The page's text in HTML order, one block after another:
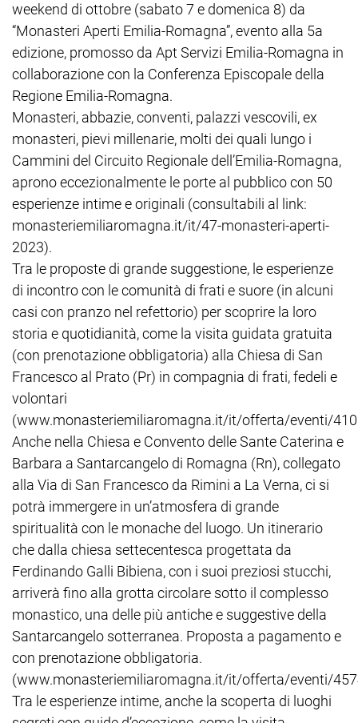
weekend di ottobre (sabato 7 e domenica 8) da
“Monasteri Aperti Emilia-Romagna”, evento alla 5a
edizione, promosso da Apt Servizi Emilia-Romagna in
collaborazione con la Conferenza Episcopale della
Regione Emilia-Romagna.
Monasteri, abbazie, conventi, palazzi vescovili, ex
monasteri, pievi millenarie, molti dei quali lungo i
Cammini del Circuito Regionale dell’Emilia-Romagna,
aprono eccezionalmente le porte al pubblico con 50
esperienze intime e originali (consultabili al link:
monasteriemiliaromagna.it/it/47-monasteri-aperti-
2023).
Tra le proposte di grande suggestione, le esperienze
di incontro con le comunità di frati e suore (in alcuni
casi con pranzo nel refettorio) per scoprire la loro
storia e quotidianità, come la visita guidata gratuita
(con prenotazione obbligatoria) alla Chiesa di San
Francesco al Prato (Pr) in compagnia di frati, fedeli e
volontari
(www.monasteriemiliaromagna.it/it/offerta/eventi/
Anche nella Chiesa e Convento delle Sante Caterina e
Barbara a Santarcangelo di Romagna (Rn), collegato
alla Via di San Francesco da Rimini a La Verna, ci si
potrà immergere in un’atmosfera di grande
spiritualità con le monache del luogo. Un itinerario
che dalla chiesa settecentesca progettata da
Ferdinando Galli Bibiena, con i suoi preziosi stucchi,
arriverà fino alla grotta circolare sotto il complesso
monastico, una delle più antiche e suggestive della
Santarcangelo sotterranea. Proposta a pagamento e
con prenotazione obbligatoria.
(www.monasteriemiliaromagna.it/it/offerta/eventi/
Tra le esperienze intime, anche la scoperta di luoghi